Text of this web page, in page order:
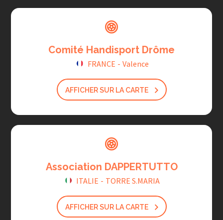
Comité Handisport Drôme
FRANCE - Valence
AFFICHER SUR LA CARTE
Association DAPPERTUTTO
ITALIE - TORRE S.MARIA
AFFICHER SUR LA CARTE